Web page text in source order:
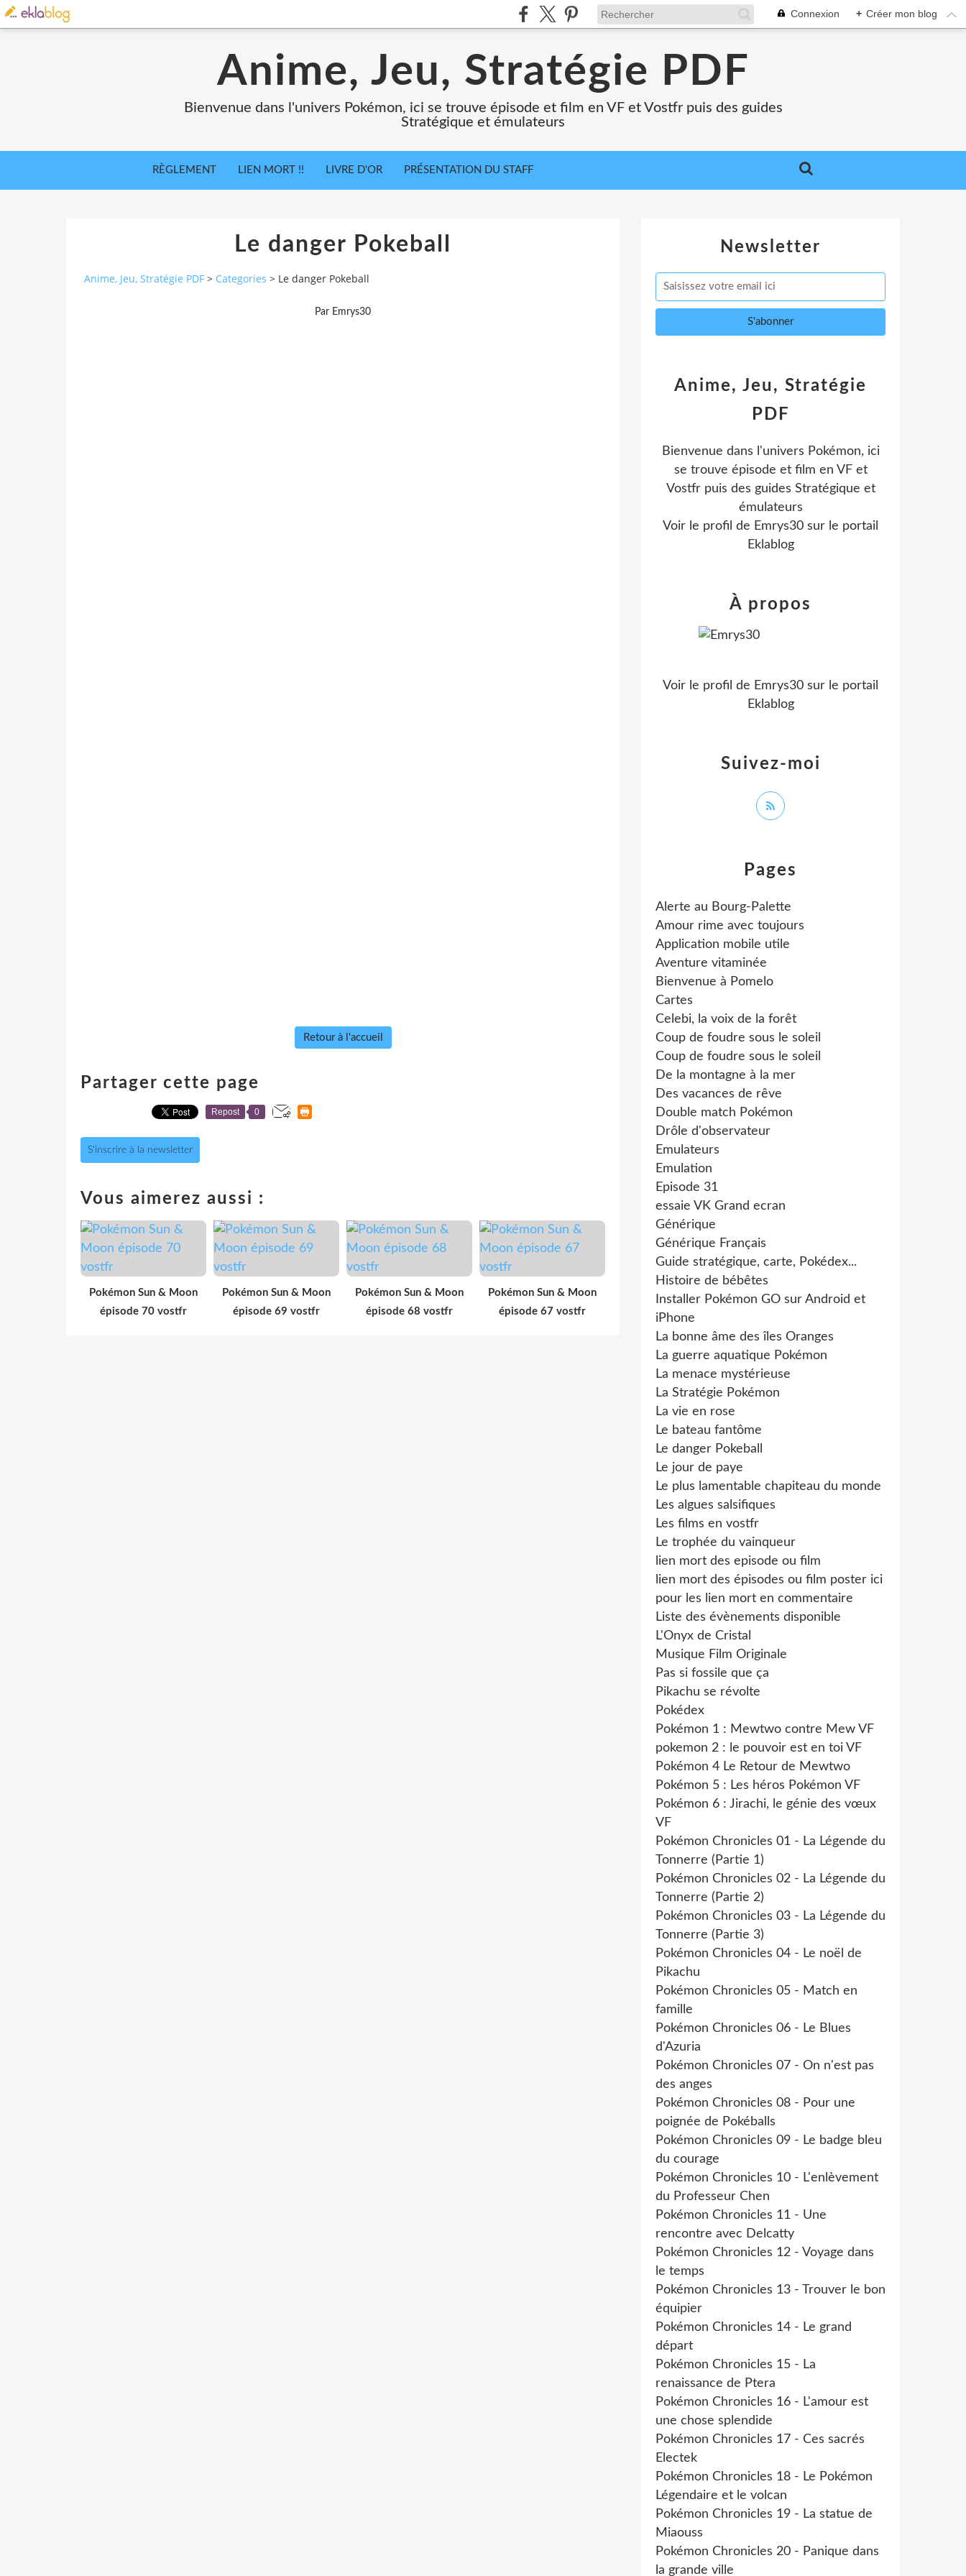
Connexion + Créer mon blog
Anime, Jeu, Stratégie PDF
Bienvenue dans l'univers Pokémon, ici se trouve épisode et film en VF et Vostfr puis des guides
Stratégique et émulateurs
RÈGLEMENT LIEN MORT !! LIVRE D'OR PRÉSENTATION DU STAFF
Le danger Pokeball
Anime, Jeu, Stratégie PDF > Categories > Le danger Pokeball
Par Emrys30
Retour à l'accueil
Partager cette page
Repost 0
S'inscrire à la newsletter
Vous aimerez aussi :
Pokémon Sun & Moon
épisode 70 vostfr
Pokémon Sun & Moon
épisode 69 vostfr
Pokémon Sun & Moon
épisode 68 vostfr
Pokémon Sun & Moon
épisode 67 vostfr
Newsletter
Pages
Alerte au Bourg-Palette
Amour rime avec toujours
Application mobile utile
Aventure vitaminée
Bienvenue à Pomelo
Cartes
Celebi, la voix de la forêt
Coup de foudre sous le soleil
Coup de foudre sous le soleil
De la montagne à la mer
Des vacances de rêve
Double match Pokémon
Drôle d'observateur
Emulateurs
Emulation
Episode 31
essaie VK Grand ecran
Générique
Générique Français
Guide stratégique, carte, Pokédex...
Histoire de bébêtes
Installer Pokémon GO sur Android et
iPhone
La bonne âme des îles Oranges
La guerre aquatique Pokémon
La menace mystérieuse
La Stratégie Pokémon
La vie en rose
Le bateau fantôme
Le danger Pokeball
Le jour de paye
Le plus lamentable chapiteau du monde
Les algues salsifiques
Les films en vostfr
Le trophée du vainqueur
lien mort des episode ou film
lien mort des épisodes ou film poster ici
pour les lien mort en commentaire
Liste des évènements disponible
L'Onyx de Cristal
Musique Film Originale
Pas si fossile que ça
Pikachu se révolte
Pokédex
Pokémon 1 : Mewtwo contre Mew VF
pokemon 2 : le pouvoir est en toi VF
Pokémon 4 Le Retour de Mewtwo
Pokémon 5 : Les héros Pokémon VF
Pokémon 6 : Jirachi, le génie des vœux
VF
Pokémon Chronicles 01 - La Légende du
Tonnerre (Partie 1)
Pokémon Chronicles 02 - La Légende du
Tonnerre (Partie 2)
Pokémon Chronicles 03 - La Légende du
Tonnerre (Partie 3)
Pokémon Chronicles 04 - Le noël de
Pikachu
Pokémon Chronicles 05 - Match en
famille
Pokémon Chronicles 06 - Le Blues
d'Azuria
Pokémon Chronicles 07 - On n'est pas
des anges
Pokémon Chronicles 08 - Pour une
poignée de Pokéballs
Pokémon Chronicles 09 - Le badge bleu
du courage
Pokémon Chronicles 10 - L'enlèvement
du Professeur Chen
Pokémon Chronicles 11 - Une
rencontre avec Delcatty
Pokémon Chronicles 12 - Voyage dans
le temps
Pokémon Chronicles 13 - Trouver le bon
équipier
Pokémon Chronicles 14 - Le grand
départ
Pokémon Chronicles 15 - La
renaissance de Ptera
Pokémon Chronicles 16 - L'amour est
une chose splendide
Pokémon Chronicles 17 - Ces sacrés
Electek
Pokémon Chronicles 18 - Le Pokémon
Légendaire et le volcan
Pokémon Chronicles 19 - La statue de
Miaouss
Pokémon Chronicles 20 - Panique dans
la grande ville
Anime, Jeu, Stratégie
PDF
Bienvenue dans l'univers Pokémon, ici
se trouve épisode et film en VF et
Vostfr puis des guides Stratégique et
émulateurs
Voir le profil de Emrys30 sur le portail
Eklablog
Suivez-moi
À propos
Voir le profil de Emrys30 sur le portail
Eklablog